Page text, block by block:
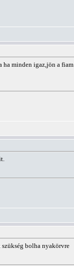
minden igaz,jön a
bolha nyakörvre